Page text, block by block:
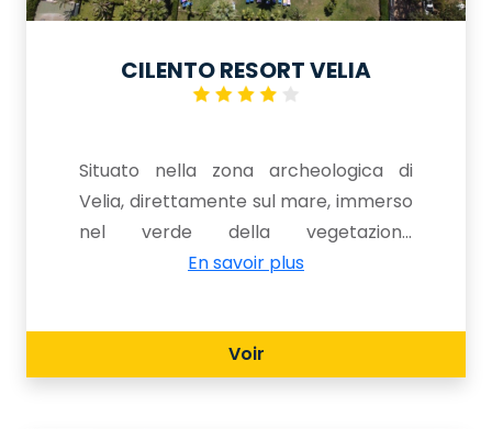
CILENTO RESORT VELIA
Situato nella zona archeologica di
Velia, direttamente sul mare, immerso
nel verde della vegetazione
tipicamente mediterranea. La grande
famiglie con bambini. sicuri in cui
muoversi.
En savoir plus
Voir